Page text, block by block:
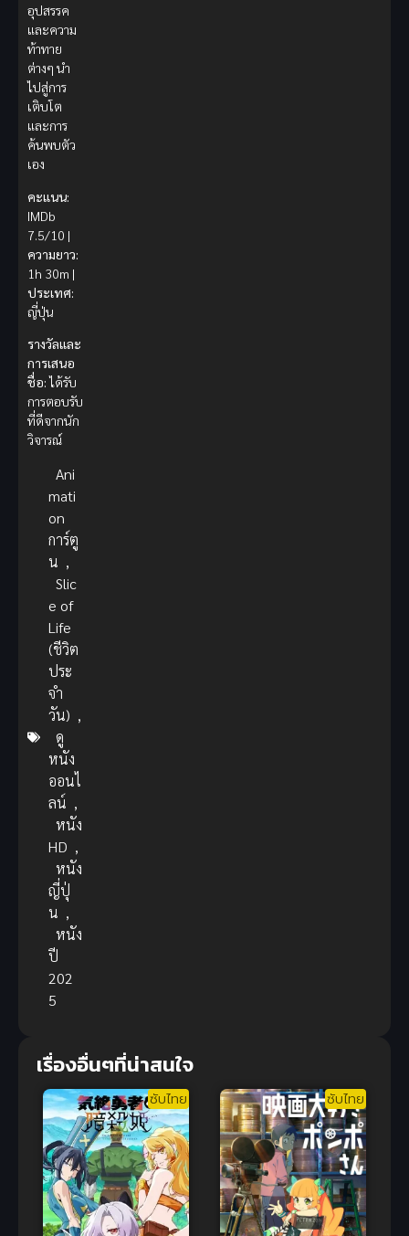
อุปสรรค
และความ
ท้าทาย
ต่างๆ นำ
ไปสู่การ
เติบโต
และการ
ค้นพบตัว
เอง
คะแนน:
IMDb
7.5/10 |
ความยาว:
1h 30m |
ประเทศ:
ญี่ปุ่น
รางวัลและ
การเสนอ
ชื่อ:ได้รับ
การตอบรับ
ที่ดีจากนัก
วิจารณ์
Ani
mati
on
การ์ตู
น ,
Slic
e of
Life
(ชีวิต
ประ
จำ
วัน) ,
ดู
หนัง
ออนไ
ลน์ ,
หนัง
HD ,
หนัง
ญี่ปุ่
น ,
หนัง
ปี
202
5
เรื่องอื่นๆที่น่าสนใจ
ซับไทย ซับไทย